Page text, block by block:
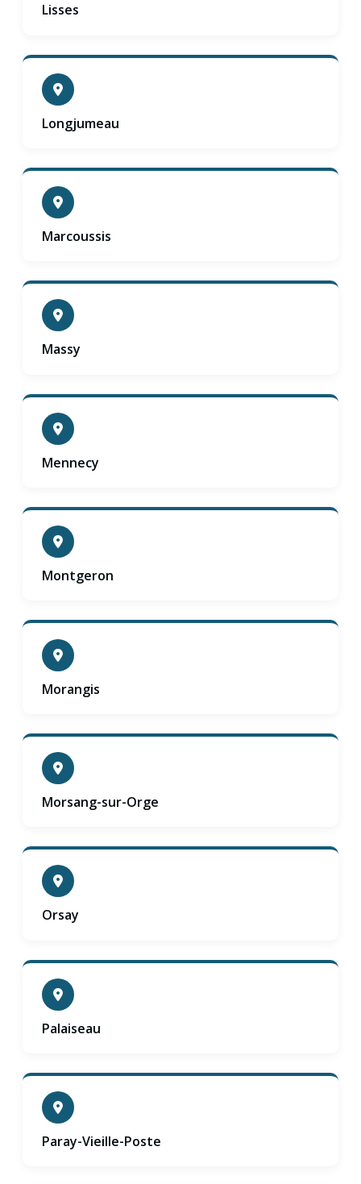
Lisses
Longjumeau
Marcoussis
Massy
Mennecy
Montgeron
Morangis
Morsang-sur-Orge
Orsay
Palaiseau
Paray-Vieille-Poste